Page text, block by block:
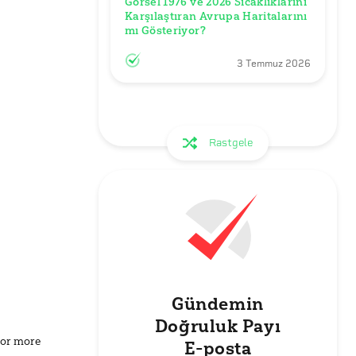
more
Karşılaştıran Avrupa Haritalarını
mı Gösteriyor?
3 Temmuz 2026
Rastgele
Gündemin
Doğruluk Payı
E-posta